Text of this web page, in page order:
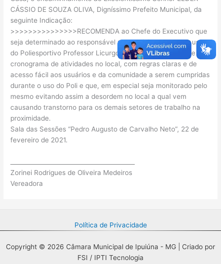
CÁSSIO DE SOUZA OLIVA, Digníssimo Prefeito Municipal, da
seguinte Indicação:
>>>>>>>>>>>>>>>RECOMENDA ao Chefe do Executivo que
seja determinado ao responsável pelas atividades e pelo uso
do Poliesportivo Professor Licurgo Costa, a elaboração de um
cronograma de atividades no local, com regras claras e de
acesso fácil aos usuários e da comunidade a serem cumpridas
durante o uso do Poli e que, em especial seja monitorado pelo
mesmo evitando assim a desordem no local a qual vem
causando transtorno para os demais setores de trabalho na
proximidade.
Sala das Sessões “Pedro Augusto de Carvalho Neto”, 22 de
fevereiro de 2021.
Zorinei Rodrigues de Oliveira Medeiros
Vereadora
Política de Privacidade
Copyright © 2026 Câmara Municipal de Ipuiúna - MG | Criado por
FSI / IPTI Tecnologia